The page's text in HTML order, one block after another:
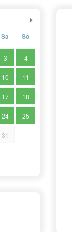
Sa So
3 4
10 11
17 18
24 25
31